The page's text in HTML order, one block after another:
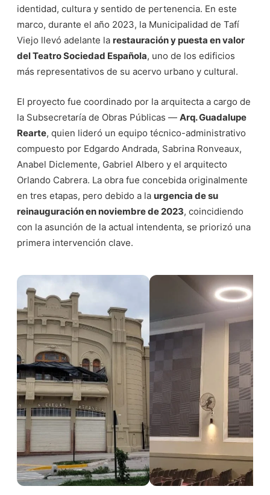
identidad, cultura y sentido de pertenencia. En este
marco, durante el año 2023, la Municipalidad de Tafí
Viejo llevó adelante la restauración y puesta en valor
del Teatro Sociedad Española, uno de los edificios
más representativos de su acervo urbano y cultural.
El proyecto fue coordinado por la arquitecta a cargo de
la Subsecretaría de Obras Públicas — Arq. Guadalupe
Rearte, quien lideró un equipo técnico-administrativo
compuesto por Edgardo Andrada, Sabrina Ronveaux,
Anabel Diclemente, Gabriel Albero y el arquitecto
Orlando Cabrera. La obra fue concebida originalmente
en tres etapas, pero debido a la urgencia de su
reinauguración en noviembre de 2023, coincidiendo
con la asunción de la actual intendenta, se priorizó una
primera intervención clave.